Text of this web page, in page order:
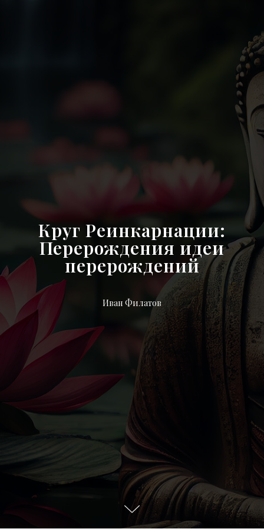
Круг Реинкарнации:
Перерождения идеи
перерождений
Иван Филатов